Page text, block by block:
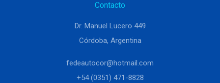
Contacto
Dr. Manuel Lucero 449
Córdoba, Argentina
fedeautocor@hotmail.com
+54 (0351) 471-8828